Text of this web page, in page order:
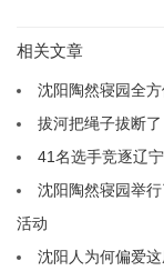
相关文章
沈阳陶然寝园全
拔河把绳子拔断
41名选手竞逐辽
沈阳陶然寝园举
活动
沈阳人为何偏爱